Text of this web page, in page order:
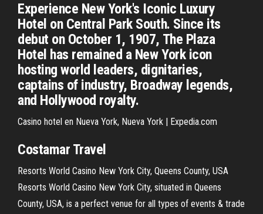
Experience New York's Iconic Luxury
Hotel on Central Park South. Since its
debut on October 1, 1907, The Plaza
Hotel has remained a New York icon
hosting world leaders, dignitaries,
captains of industry, Broadway legends,
and Hollywood royalty.
Casino hotel en Nueva York, Nueva York | Expedia.com
Costamar Travel
Resorts World Casino New York City, Queens County, USA
Resorts World Casino New York City, situated in Queens
County, USA, is a perfect venue for all types of events & trade